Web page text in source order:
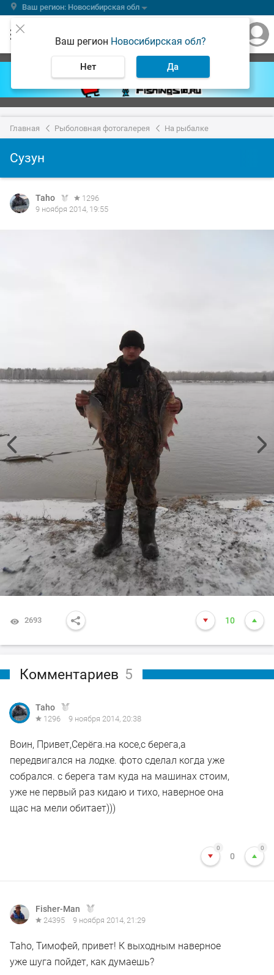
Ваш регион: Новосибирская обл
Ваш регион Новосибирская обл?
Нет Да
Главная Рыболовная фотогалерея На рыбалке
Сузун
Taho
1296
9 ноября 2014, 19:55
2693 10
Комментариев 5
Taho
1296 9 ноября 2014, 20:38
Воин, Привет,Серёга.на косе,с берега,а
передвигался на лодке. фото сделал когда уже
собрался. с берега там куда на машинах стоим,
уже не первый раз кидаю и тихо, наверное она
щас на мели обитает)))
0
0
0
Fisher-Man
24395 9 ноября 2014, 21:29
Taho, Тимофей, привет! К выходным наверное
уже шуга пойдет, как думаешь?